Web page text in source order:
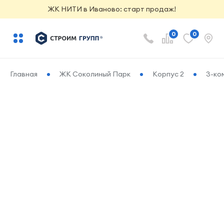
ЖК НИТИ в Иваново: старт продаж!
0 0
Главная ЖК Соколиный Парк Корпус 2 3-